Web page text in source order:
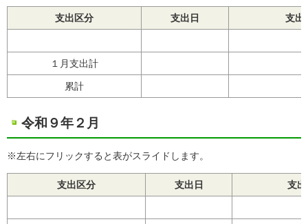
支出区分 支出日 支出
１月支出計
累計
令和９年２月
※左右にフリックすると表がスライドします。
支出区分 支出日 支